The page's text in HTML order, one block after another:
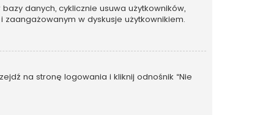
danych, cyklicznie usuwa użytkowników,
zaangażowanym w dyskusje użytkownikiem.
na stronę logowania i kliknij odnośnik “Nie